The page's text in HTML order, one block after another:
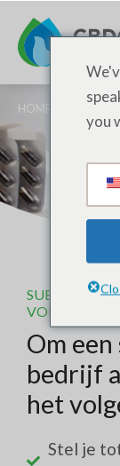
HOME CBD-
Om
bedrijf
het
Stel je
you